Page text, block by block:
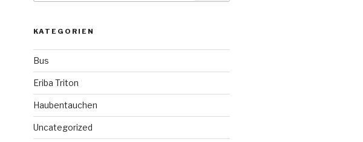
KATEGORIEN
Bus
Eriba Triton
Haubentauchen
Uncategorized